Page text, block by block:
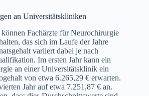
an Universitätskliniken
Fachärzte für Neurochirurgie
das sich im Laufe der Jahre
variiert dabei je nach
Im ersten Jahr kann ein
an einer Universitätsklinik ein
von etwa 6.265,29 € erwarten.
Jahr auf etwa 7.251,87 € an.